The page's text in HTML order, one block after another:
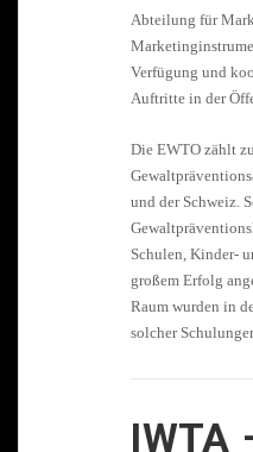
Abteilung für
Verfügung und
Auftritte in der
Die EWTO zählt
und der Schweiz.
Schulen, Kinder-
großem Erfolg
Raum wurden in
solcher
IWTA